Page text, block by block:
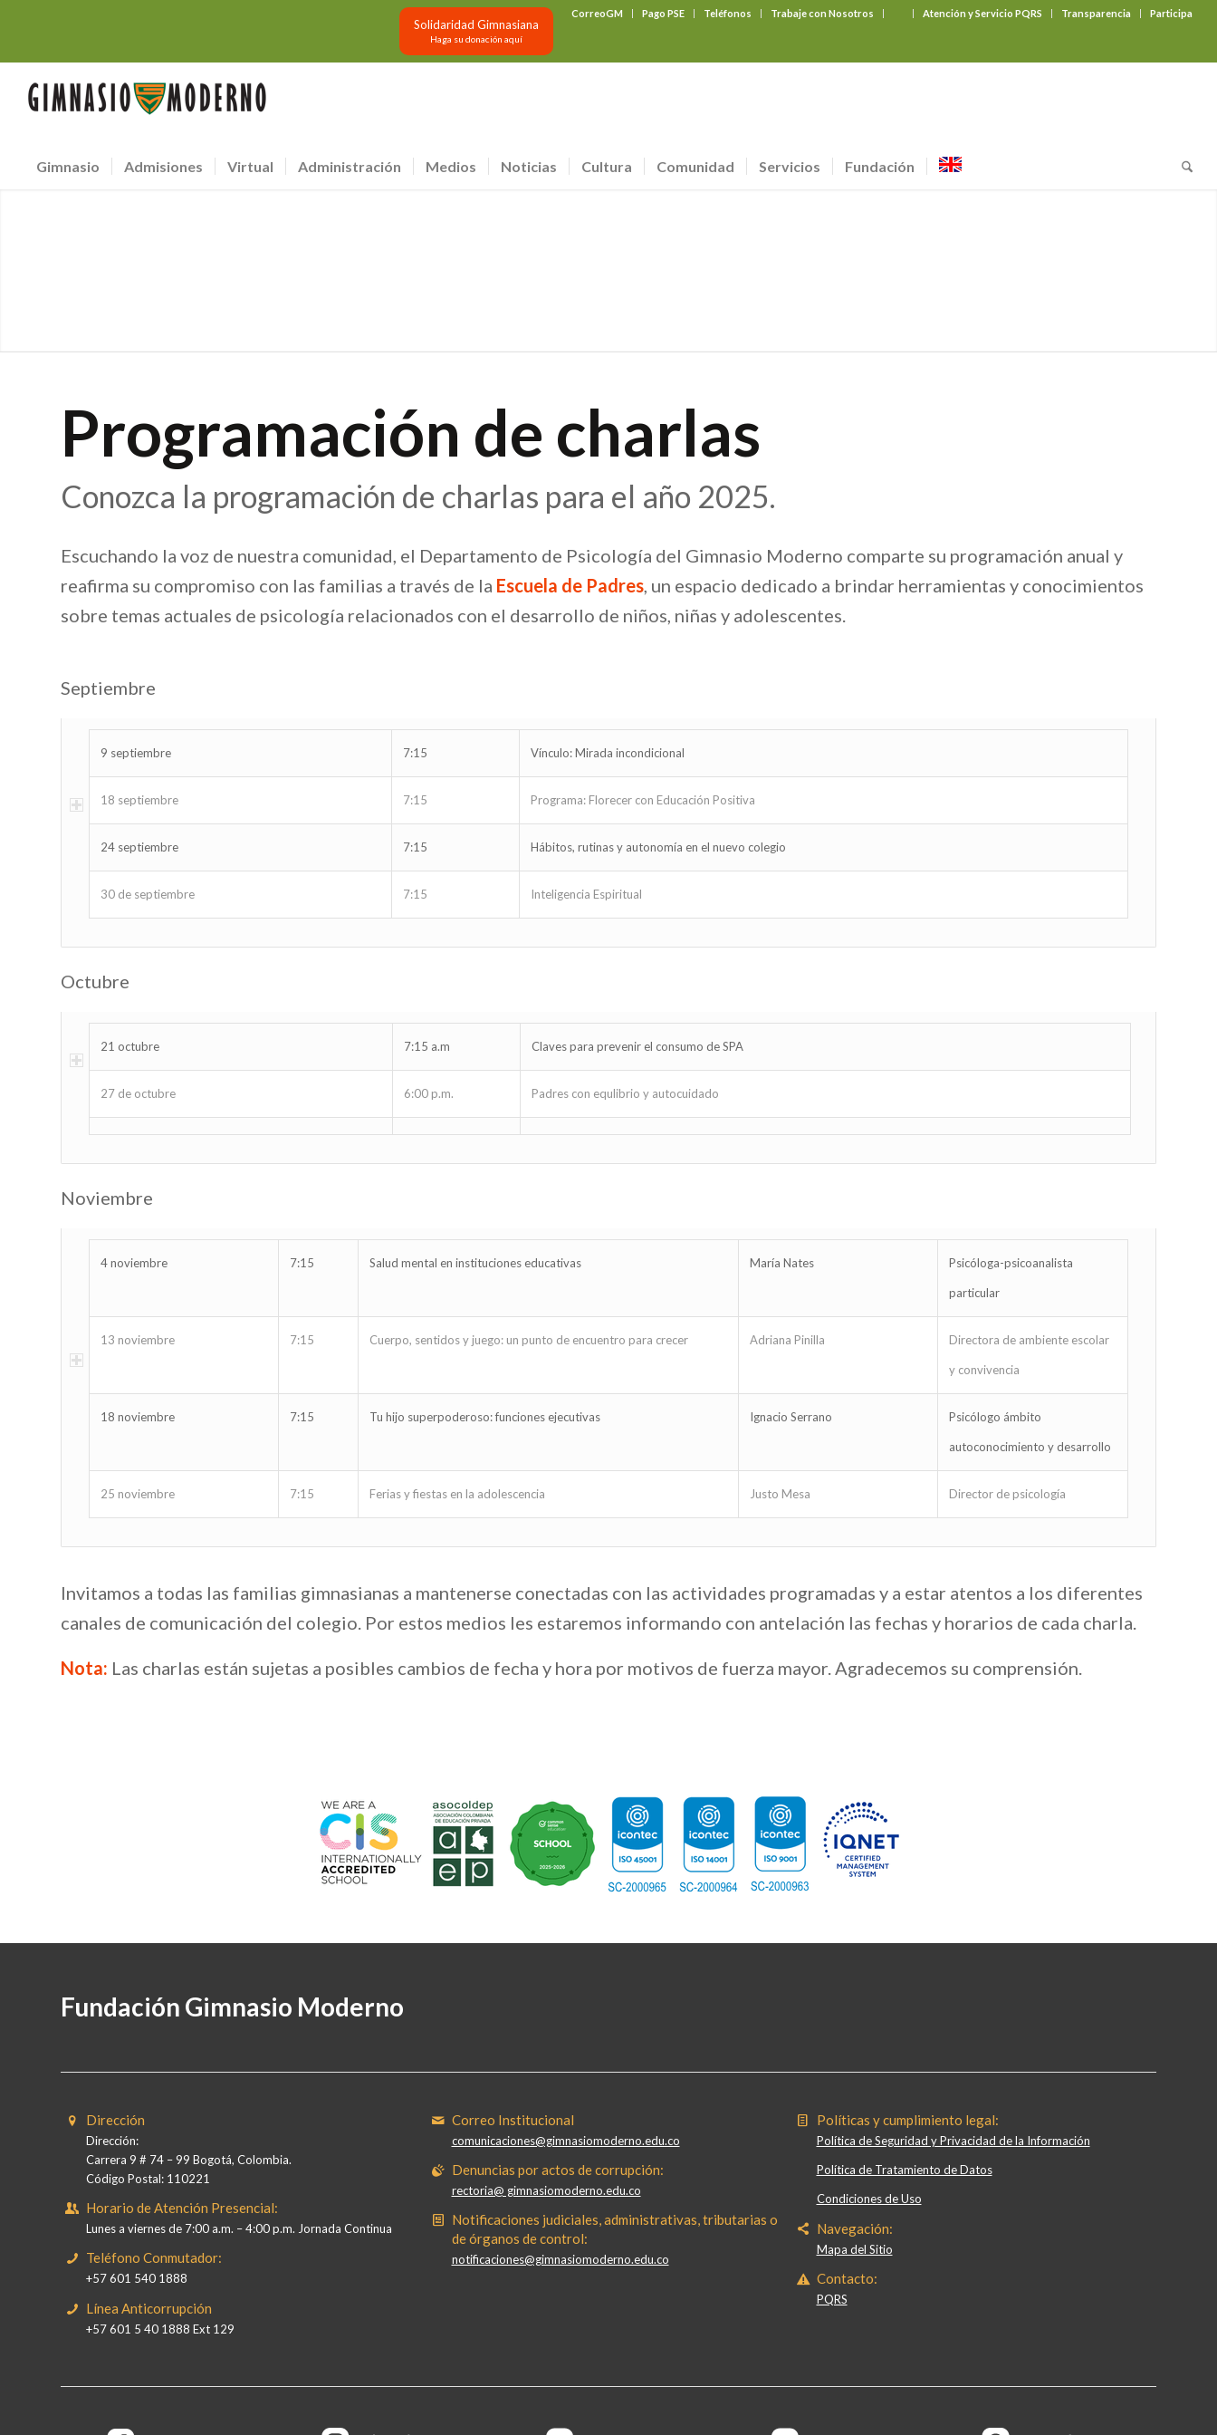
CorreoGM Pago PSE Teléfonos Trabaje con Nosotros Atención y Servicio PQRS Transparencia Participa
Solidaridad Gimnasiana
Haga su donación aquí
Gimnasio Admisiones Virtual Administración Medios Noticias Cultura Comunidad Servicios Fundación
Programación de charlas
Conozca la programación de charlas para el año 2025.
Escuchando la voz de nuestra comunidad, el Departamento de Psicología del Gimnasio Moderno comparte su programación anual y
reafirma su compromiso con las familias a través de la Escuela de Padres, un espacio dedicado a brindar herramientas y conocimientos
sobre temas actuales de psicología relacionados con el desarrollo de niños, niñas y adolescentes.
Septiembre
9 septiembre 7:15 Vínculo: Mirada incondicional
18 septiembre 7:15 Programa: Florecer con Educación Positiva
24 septiembre 7:15 Hábitos, rutinas y autonomía en el nuevo colegio
30 de septiembre 7:15 Inteligencia Espiritual
Octubre
21 octubre 7:15 a.m Claves para prevenir el consumo de SPA
27 de octubre 6:00 p.m. Padres con equlibrio y autocuidado
Noviembre
4 noviembre 7:15 Salud mental en instituciones educativas María Nates Psicóloga-psicoanalista
particular
13 noviembre 7:15 Cuerpo, sentidos y juego: un punto de encuentro para crecer Adriana Pinilla Directora de ambiente escolar
y convivencia
18 noviembre 7:15 Tu hijo superpoderoso: funciones ejecutivas Ignacio Serrano Psicólogo ámbito
autoconocimiento y desarrollo
25 noviembre 7:15 Ferias y fiestas en la adolescencia Justo Mesa Director de psicología
Invitamos a todas las familias gimnasianas a mantenerse conectadas con las actividades programadas y a estar atentos a los diferentes
canales de comunicación del colegio. Por estos medios les estaremos informando con antelación las fechas y horarios de cada charla.
Nota: Las charlas están sujetas a posibles cambios de fecha y hora por motivos de fuerza mayor. Agradecemos su comprensión.
Fundación Gimnasio Moderno
Dirección
Dirección:
Carrera 9 # 74 – 99 Bogotá, Colombia.
Código Postal: 110221
Horario de Atención Presencial:
Lunes a viernes de 7:00 a.m. – 4:00 p.m. Jornada Continua
Teléfono Conmutador:
+57 601 540 1888
Línea Anticorrupción
+57 601 5 40 1888 Ext 129
Correo Institucional
comunicaciones@gimnasiomoderno.edu.co
Denuncias por actos de corrupción:
rectoria@ gimnasiomoderno.edu.co
Notificaciones judiciales, administrativas, tributarias o
de órganos de control:
notificaciones@gimnasiomoderno.edu.co
Políticas y cumplimiento legal:
Política de Seguridad y Privacidad de la Información
Política de Tratamiento de Datos
Condiciones de Uso
Navegación:
Mapa del Sitio
Contacto:
PQRS